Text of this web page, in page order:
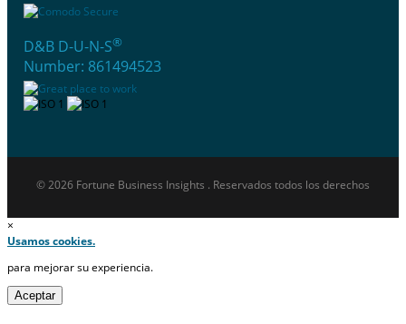
D&B D-U-N-S®
Number: 861494523
© 2026 Fortune Business Insights . Reservados todos los derechos
×
Usamos cookies.
para mejorar su experiencia.
Aceptar